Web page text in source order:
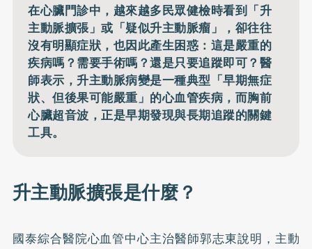
在心臟門診中，越來越多民眾健檢時看到「升
主動脈擴張」或「疑似升主動脈瘤」，卻往往
沒有明顯症狀，也因此產生困惑：這是嚴重的
疾病嗎？需要手術嗎？還是只要追蹤即可？醫
師表示，升主動脈病變是一種典型「早期無症
狀、但後果可能嚴重」的心血管疾病，而胸前
心臟超音波，正是早期發現與長期追蹤的關鍵
工具。
升主動脈擴張是什麼？
國泰綜合醫院心血管中心主治醫師郭志東說明，主動